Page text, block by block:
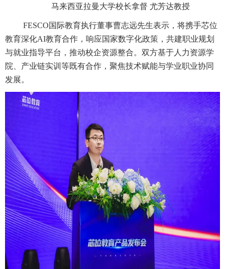
马来西亚拉曼大学校长拿督 尤芳达教授
FESCO国际教育执行董事曹志远先生表示，将携手芯位
教育深化AI教育合作，响应国家数字化政策，共建职业规划
与就业指导平台，推动校企资源整合。双方基于人力资源学
院、产业链实训等既有合作，聚焦技术赋能与学业职业协同
发展。